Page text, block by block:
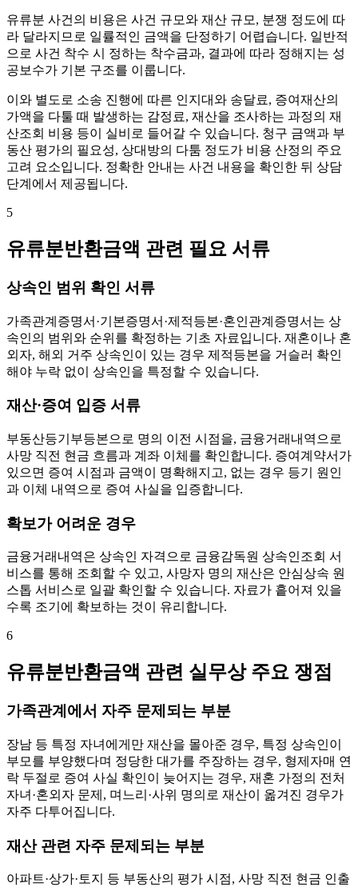
유류분 사건의 비용은 사건 규모와 재산 규모, 분쟁 정도에 따
라 달라지므로 일률적인 금액을 단정하기 어렵습니다. 일반적
으로 사건 착수 시 정하는 착수금과, 결과에 따라 정해지는 성
공보수가 기본 구조를 이룹니다.
이와 별도로 소송 진행에 따른 인지대와 송달료, 증여재산의
가액을 다툴 때 발생하는 감정료, 재산을 조사하는 과정의 재
산조회 비용 등이 실비로 들어갈 수 있습니다. 청구 금액과 부
동산 평가의 필요성, 상대방의 다툼 정도가 비용 산정의 주요
고려 요소입니다. 정확한 안내는 사건 내용을 확인한 뒤 상담
단계에서 제공됩니다.
5
유류분반환금액 관련 필요 서류
상속인 범위 확인 서류
가족관계증명서·기본증명서·제적등본·혼인관계증명서는 상
속인의 범위와 순위를 확정하는 기초 자료입니다. 재혼이나 혼
외자, 해외 거주 상속인이 있는 경우 제적등본을 거슬러 확인
해야 누락 없이 상속인을 특정할 수 있습니다.
재산·증여 입증 서류
부동산등기부등본으로 명의 이전 시점을, 금융거래내역으로
사망 직전 현금 흐름과 계좌 이체를 확인합니다. 증여계약서가
있으면 증여 시점과 금액이 명확해지고, 없는 경우 등기 원인
과 이체 내역으로 증여 사실을 입증합니다.
확보가 어려운 경우
금융거래내역은 상속인 자격으로 금융감독원 상속인조회 서
비스를 통해 조회할 수 있고, 사망자 명의 재산은 안심상속 원
스톱 서비스로 일괄 확인할 수 있습니다. 자료가 흩어져 있을
수록 조기에 확보하는 것이 유리합니다.
6
유류분반환금액 관련 실무상 주요 쟁점
가족관계에서 자주 문제되는 부분
장남 등 특정 자녀에게만 재산을 몰아준 경우, 특정 상속인이
부모를 부양했다며 정당한 대가를 주장하는 경우, 형제자매 연
락 두절로 증여 사실 확인이 늦어지는 경우, 재혼 가정의 전처
자녀·혼외자 문제, 며느리·사위 명의로 재산이 옮겨진 경우가
자주 다투어집니다.
재산 관련 자주 문제되는 부분
아파트·상가·토지 등 부동산의 평가 시점, 사망 직전 현금 인출